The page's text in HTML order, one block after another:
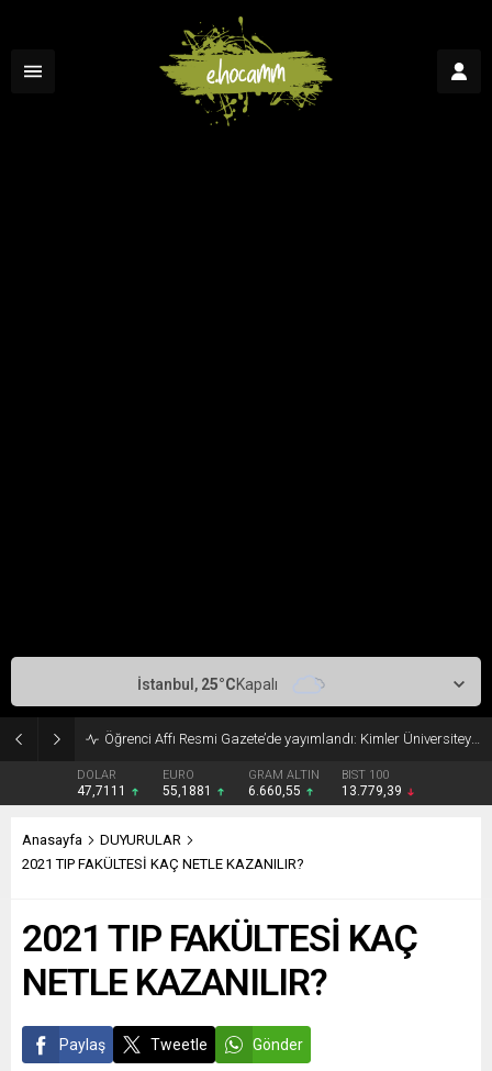
Öğrenci Affı Resmi Gazete’de yayımlandı: Kimler Üniversiteye Geri Dönebilecek?
DOLAR
47,7111
EURO
55,1881
GRAM ALTIN
6.660,55
BIST 100
13.779,39
İstanbul, 25°CKapalı
Anasayfa
DUYURULAR
2021 TIP FAKÜLTESİ KAÇ NETLE KAZANILIR?
2021 TIP FAKÜLTESİ KAÇ
NETLE KAZANILIR?
Paylaş Tweetle Gönder